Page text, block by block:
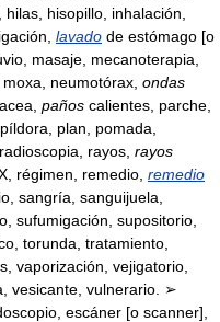
hisopillo, inhalación,
lavado de estómago [o
masaje, mecanoterapia,
neumotórax, ondas
paños calientes, parche,
plan, pomada,
rayos, rayos
régimen, remedio, remedio
sangría, sanguijuela,
sufumigación, supositorio,
torunda, tratamiento,
vaporización, vejigatorio,
vesicante, vulnerario. ➢
escáner [o scanner],